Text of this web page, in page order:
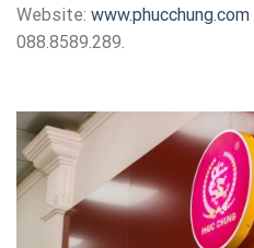
Website: www.phucchung.com
088.8589.289.